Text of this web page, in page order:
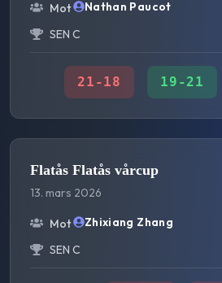
Mot
Nathan Paucot
SEN C
21 -18 19 -21
Flatås Flatås vårcup
13. mars 2026
Mot
Zhixiang Zhang
SEN C